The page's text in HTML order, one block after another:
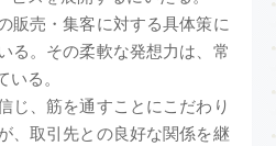
販売・集客に対する具体策に
る。その柔軟な発想力は、常
いる。
じ、筋を通すことにこだわり
、取引先との良好な関係を継